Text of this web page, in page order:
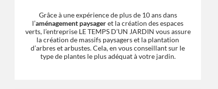
Grâce à une expérience de plus de 10 ans dans
l’aménagement paysageret la création des espaces
verts, l’entreprise LE TEMPS D’UN JARDIN vous assure
la création de massifs paysagers et la plantation
d’arbres et arbustes. Cela, en vous conseillant sur le
type de plantes le plus adéquat à votre jardin.